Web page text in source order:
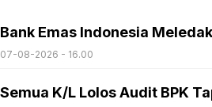
Bank Emas Indonesia
07-08-2026 - 16.00
Semua K/L Lolos Audit BPK